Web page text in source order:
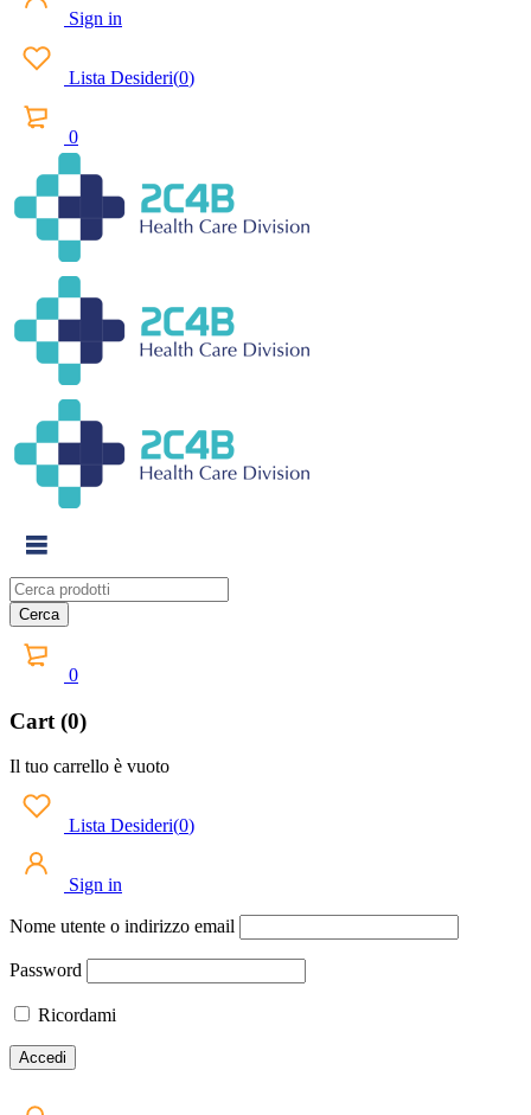
Sign in
Lista Desideri(0)
0
0
Cart (0)
Il tuo carrello è vuoto
Lista Desideri(0)
Sign in
Nome utente o indirizzo email
Password
Ricordami